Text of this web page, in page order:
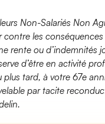
Non-Salariés Non
les
rente ou d’indemnités
d’être en activité
tard, à votre 67e
par tacite